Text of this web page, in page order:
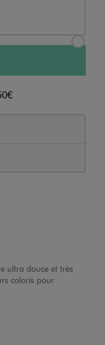
ultra douce et très
coloris pour